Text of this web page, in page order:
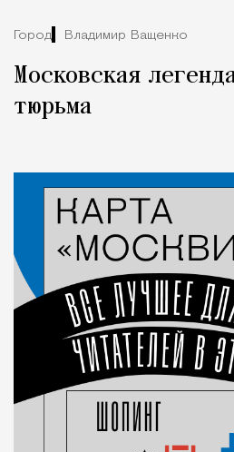
Город Владимир Ващенко
Московская
тюрьма